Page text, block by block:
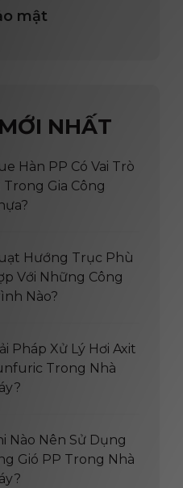
mật
NHẤT
Hàn PP Có Vai Trò
Trong Gia Công
Hướng Trục Phù
Với Những Công
Nào?
Pháp Xử Lý Hơi Axit
Trong Nhà
Nào Nên Sử Dụng
Gió PP Trong Nhà